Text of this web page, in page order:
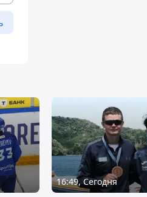
16:49, Сегодня